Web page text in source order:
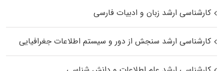
کارشناسی ارشد زبان و ادبیات فارسی
کارشناسی ارشد سنجش از دور و سیستم اطلاعات جغرافیایی